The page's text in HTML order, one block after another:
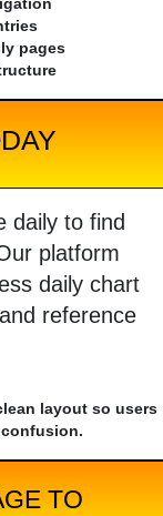
pages
daily to find
platform
daily chart
reference
layout so users
TO